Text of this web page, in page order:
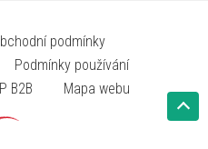
podmínky
Podmínky používání
B2B
Mapa webu